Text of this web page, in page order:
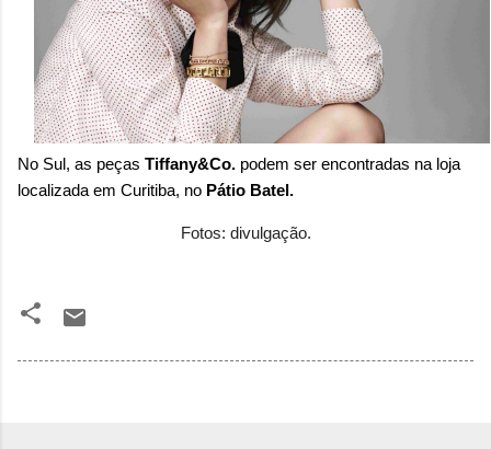
No Sul, as peças Tiffany&Co. podem ser encontradas na loja
localizada em Curitiba, no Pátio Batel.
Fotos: divulgação.